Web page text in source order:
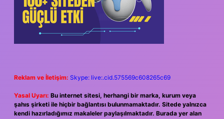
Reklam ve İletişim: Skype: live:.cid.575569c608265c69
Yasal Uyarı: Bu internet sitesi, herhangi bir marka, kurum veya
şahıs şirketi ile hiçbir bağlantısı bulunmamaktadır. Sitede yalnızca
kendi hazırladığımız makaleler paylaşılmaktadır. Burada yer alan